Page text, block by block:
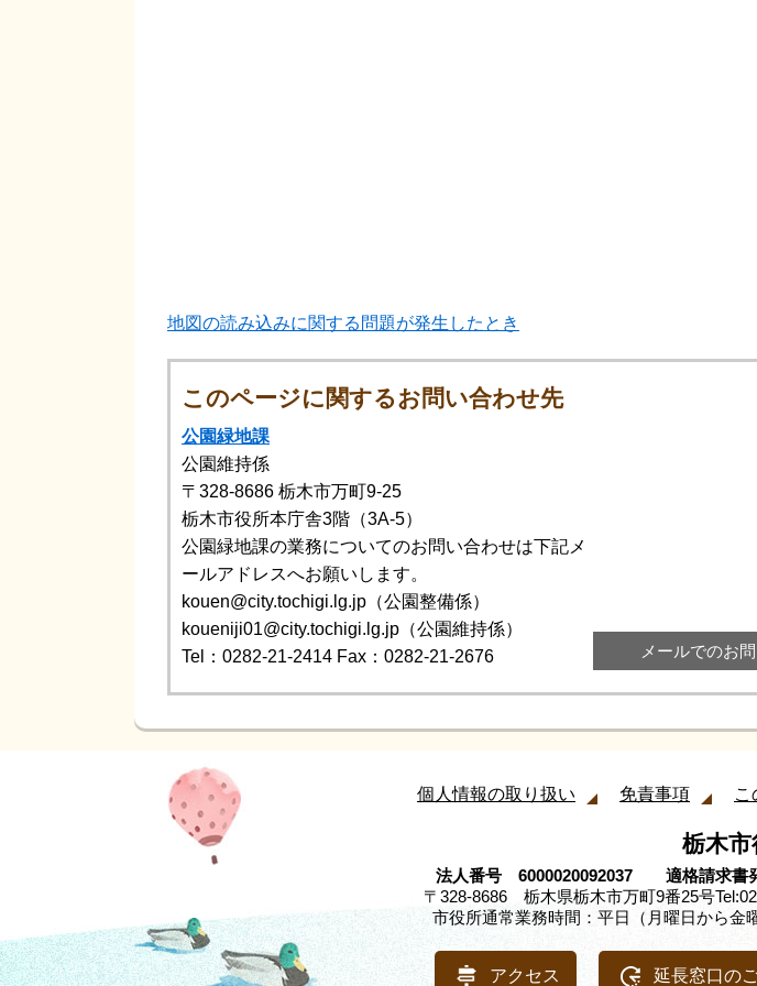
地図の読み込みに関する問題が発生したとき
このページに関するお問い合わせ先
公園緑地課
公園維持係
〒328-8686 栃木市万町9-25
栃木市役所本庁舎3階（3A-5）
公園緑地課の業務についてのお問い合わせは下記メ
ールアドレスへお願いします。
kouen@city.tochigi.lg.jp（公園整備係）
koueniji01@city.tochigi.lg.jp（公園維持係）
Tel：0282-21-2414 Fax：0282-21-2676 メールでのお
個人情報の取り扱い 免責事項 こ
栃木市
法人番号 6000020092037 適格請求書
〒328-8686 栃木県栃木市万町9番25号
市役所通常業務時間：平日（月曜日から金
アクセス 延長窓口の